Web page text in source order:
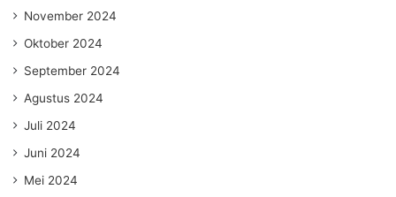
November 2024
Oktober 2024
September 2024
Agustus 2024
Juli 2024
Juni 2024
Mei 2024